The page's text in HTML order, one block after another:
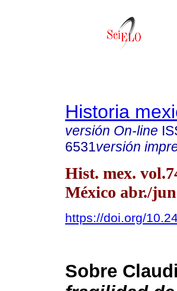
Historia
versión On-line
6531versión
Hist. mex.
México abr./
https://doi.org/
Sobre